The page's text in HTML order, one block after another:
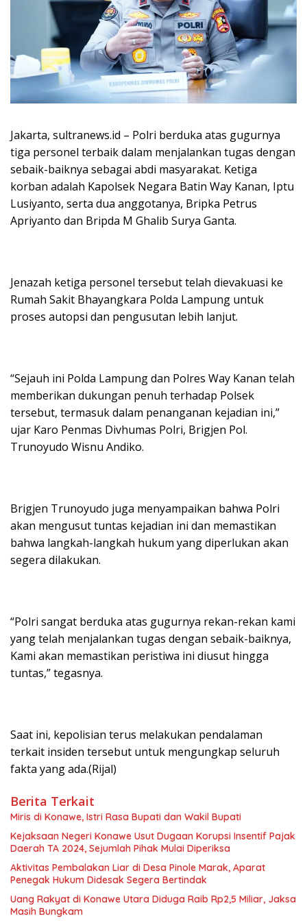
Jakarta, sultranews.id – Polri berduka atas gugurnya
tiga personel terbaik dalam menjalankan tugas dengan
sebaik-baiknya sebagai abdi masyarakat. Ketiga
korban adalah Kapolsek Negara Batin Way Kanan, Iptu
Lusiyanto, serta dua anggotanya, Bripka Petrus
Apriyanto dan Bripda M Ghalib Surya Ganta.
Jenazah ketiga personel tersebut telah dievakuasi ke
Rumah Sakit Bhayangkara Polda Lampung untuk
proses autopsi dan pengusutan lebih lanjut.
“Sejauh ini Polda Lampung dan Polres Way Kanan telah
memberikan dukungan penuh terhadap Polsek
tersebut, termasuk dalam penanganan kejadian ini,”
ujar Karo Penmas Divhumas Polri, Brigjen Pol.
Trunoyudo Wisnu Andiko.
Brigjen Trunoyudo juga menyampaikan bahwa Polri
akan mengusut tuntas kejadian ini dan memastikan
bahwa langkah-langkah hukum yang diperlukan akan
segera dilakukan.
“Polri sangat berduka atas gugurnya rekan-rekan kami
yang telah menjalankan tugas dengan sebaik-baiknya,
Kami akan memastikan peristiwa ini diusut hingga
tuntas,” tegasnya.
Saat ini, kepolisian terus melakukan pendalaman
terkait insiden tersebut untuk mengungkap seluruh
fakta yang ada.(Rijal)
Berita Terkait
Miris di Konawe, Istri Rasa Bupati dan Wakil Bupati
Kejaksaan Negeri Konawe Usut Dugaan Korupsi Insentif Pajak
Daerah TA 2024, Sejumlah Pihak Mulai Diperiksa
Aktivitas Pembalakan Liar di Desa Pinole Marak, Aparat
Penegak Hukum Didesak Segera Bertindak
Uang Rakyat di Konawe Utara Diduga Raib Rp2,5 Miliar, Jaksa
Masih Bungkam